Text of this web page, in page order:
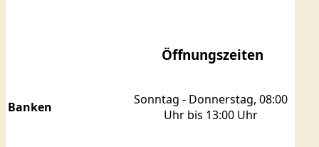
Öffnungszeiten
Banken
Sonntag - Donnerstag, 08:00
Uhr bis 13:00 Uhr